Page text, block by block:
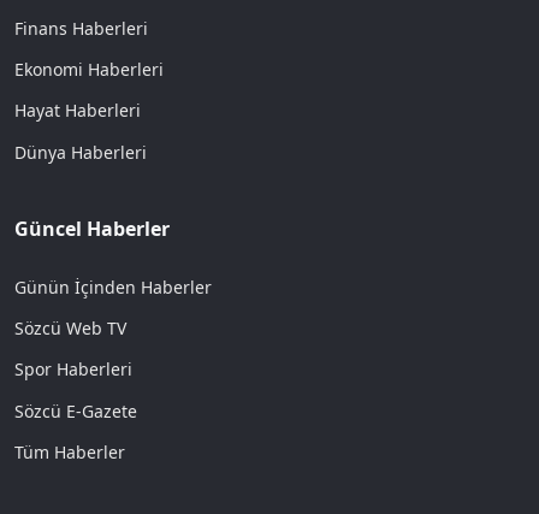
Finans Haberleri
Ekonomi Haberleri
Hayat Haberleri
Dünya Haberleri
Güncel Haberler
Günün İçinden Haberler
Sözcü Web TV
Spor Haberleri
Sözcü E-Gazete
Tüm Haberler